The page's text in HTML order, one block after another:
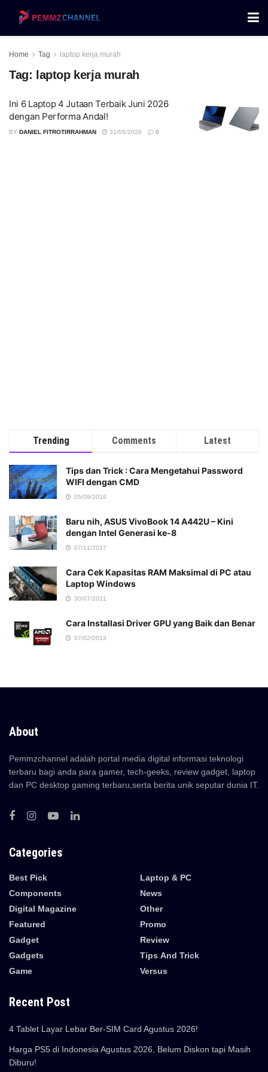
Home Tag laptop kerja murah
Tag: laptop kerja murah
Ini 6 Laptop 4 Jutaan Terbaik Juni 2026
dengan Performa Andal!
BY DANIEL FITROTIRRAHMAN 31/05/2026 0
Trending Comments Latest
Tips dan Trick : Cara Mengetahui Password
WIFI dengan CMD
05/09/2019
Baru nih, ASUS VivoBook 14 A442U – Kini
dengan Intel Generasi ke-8
07/11/2017
Cara Cek Kapasitas RAM Maksimal di PC atau
Laptop Windows
30/07/2021
Cara Installasi Driver GPU yang Baik dan Benar
07/02/2013
About
Pemmzchannel adalah portal media digital informasi teknologi
terbaru bagi anda para gamer, tech-geeks, review gadget, laptop
dan PC desktop gaming terbaru,serta berita unik seputar dunia IT.
Categories
Best Pick
Components
Digital Magazine
Featured
Gadget
Gadgets
Game
Laptop & PC
News
Other
Promo
Review
Tips And Trick
Versus
Recent Post
4 Tablet Layar Lebar Ber-SIM Card Agustus 2026!
Harga PS5 di Indonesia Agustus 2026, Belum Diskon tapi Masih
Diburu!